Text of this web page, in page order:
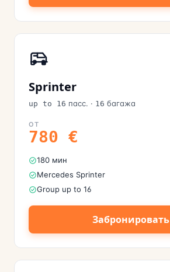
Sprinter
up to 16 пасс. · 16 багажа
ОТ
780 €
180 мин
Mercedes Sprinter
Group up to 16
Забронировать